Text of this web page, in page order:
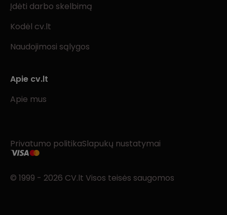
Įdėti darbo skelbimą
Kodėl cv.lt
Naudojimosi sąlygos
Apie cv.lt
Apie mus
Privatumo politikaSlapukų nustatymai
© 1999 - 2026 CV.lt Visos teisės saugomos